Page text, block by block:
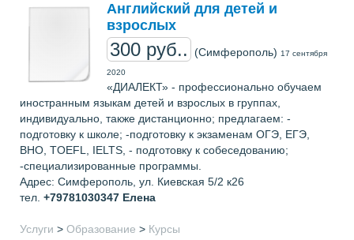
Английский для детей и
взрослых
300 руб.. (Симферополь) 17 сентября
2020
«ДИАЛЕКТ» - профессионально обучаем
иностранным языкам детей и взрослых в группах,
индивидуально, также дистанционно; предлагаем: -
подготовку к школе; -подготовку к экзаменам ОГЭ, ЕГЭ,
ВНО, TOEFL, IELTS, - подготовку к собеседованию;
-специализированные программы.
Адрес: Симферополь, ул. Киевская 5/2 к26
тел. +79781030347 Елена
Услуги > Образование > Курсы